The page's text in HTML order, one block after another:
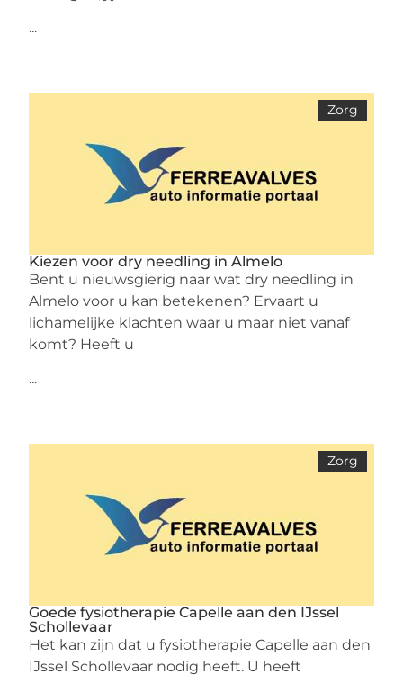
...
Zorg
Kiezen voor dry needling in Almelo
Bent u nieuwsgierig naar wat dry needling in
Almelo voor u kan betekenen? Ervaart u
lichamelijke klachten waar u maar niet vanaf
komt? Heeft u
...
Zorg
Goede fysiotherapie Capelle aan den IJssel
Schollevaar
Het kan zijn dat u fysiotherapie Capelle aan den
IJssel Schollevaar nodig heeft. U heeft